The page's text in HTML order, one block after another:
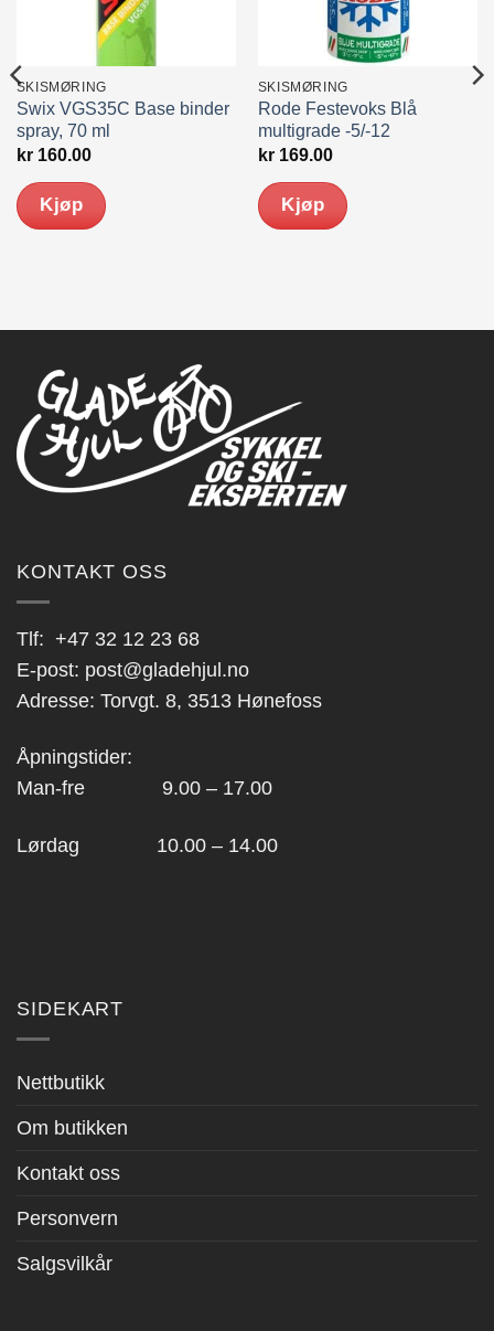
SKISMØRING
Swix VGS35C Base binder
spray, 70 ml
kr160.00
Kjøp
SKISMØRING
Rode Festevoks Blå
multigrade -5/-12
kr169.00
Kjøp
KONTAKT OSS
Tlf: +47 32 12 23 68
E-post: post@gladehjul.no
Adresse: Torvgt. 8, 3513 Hønefoss
Åpningstider:
Man-fre 9.00 – 17.00
Lørdag 10.00 – 14.00
SIDEKART
Nettbutikk
Om butikken
Kontakt oss
Personvern
Salgsvilkår